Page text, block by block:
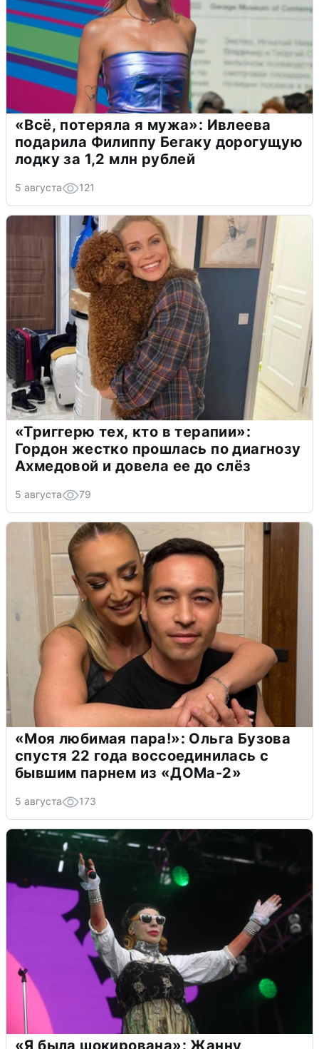
«Всё, потеряла я мужа»: Ивлеева
подарила Филиппу Бегаку дорогущую
лодку за 1,2 млн рублей
5 августа 121
«Триггерю тех, кто в терапии»:
Гордон жестко прошлась по диагнозу
Ахмедовой и довела ее до слёз
5 августа 79
«Моя любимая пара!»: Ольга Бузова
спустя 22 года воссоединилась с
бывшим парнем из «ДОМа-2»
5 августа 173
«Я была шокирована»: Жанну